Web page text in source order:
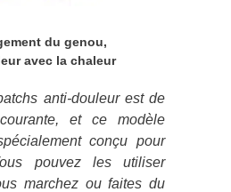
du genou,
avec la chaleur
anti-douleur est de
et ce modèle
conçu pour
pouvez les utiliser
marchez ou faites du